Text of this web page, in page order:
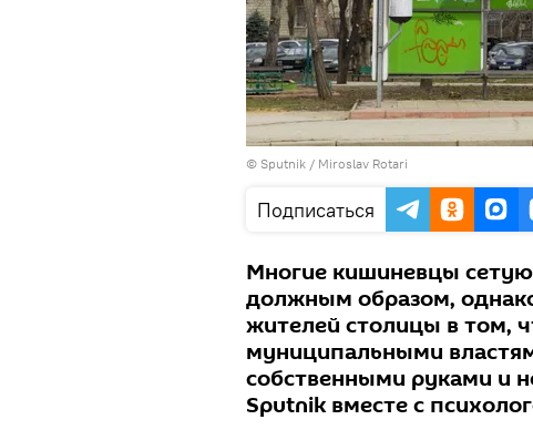
© Sputnik / Miroslav Rotari
Подписаться
Многие кишиневцы
должным образом,
жителей столицы в том,
муниципальными
собственными руками и
Sputnik вместе с